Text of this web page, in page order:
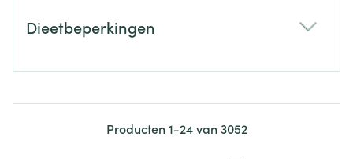
Dieetbeperkingen
Producten1-24van3052